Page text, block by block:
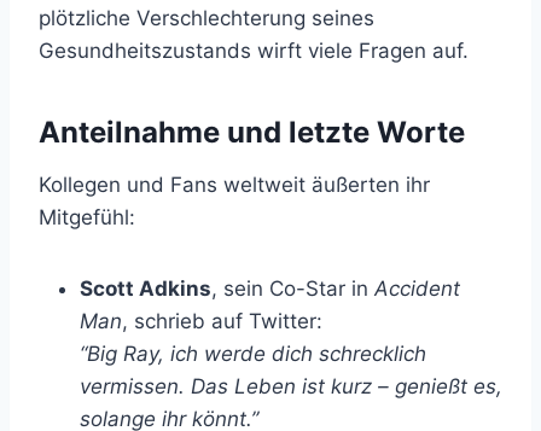
plötzliche Verschlechterung seines
Gesundheitszustands wirft viele Fragen auf.
Anteilnahme und letzte Worte
Kollegen und Fans weltweit äußerten ihr
Mitgefühl:
Scott Adkins, sein Co-Star in Accident
Man, schrieb auf Twitter:
“Big Ray, ich werde dich schrecklich
vermissen. Das Leben ist kurz – genießt es,
solange ihr könnt.”